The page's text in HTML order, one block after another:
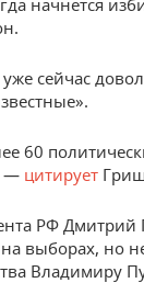
начнется
сейчас
60
— цитирует
РФ Дмитрий
выборах, но
Владимиру